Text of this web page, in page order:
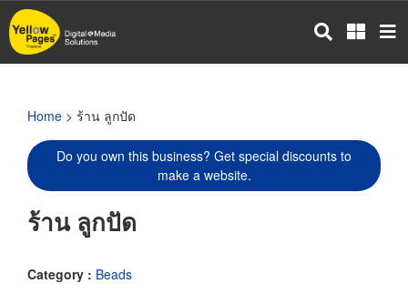
Skip
to
main
Home > ร้าน ลูกปัด
Do you own this business? Get special discounts to
make a website.
ร้าน ลูกปัด
Category : Beads